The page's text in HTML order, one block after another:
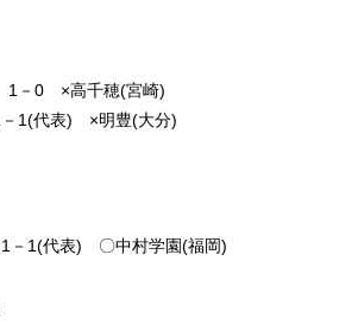
1－0 ×高千穂(宮崎)
1(代表) ×明豊(大分)
－1(代表) 〇中村学園(福岡)